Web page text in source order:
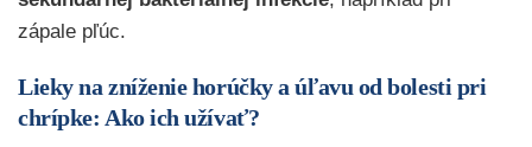
zápale pľúc.
Lieky na zníženie horúčky a úľavu od bolesti pri
chrípke: Ako ich užívať?